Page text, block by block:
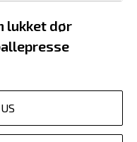
lukket dør